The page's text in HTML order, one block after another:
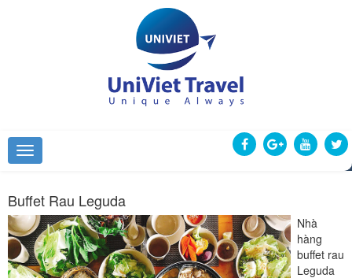
Buffet Rau Leguda
Nhà
hàng
buffet rau
Leguda